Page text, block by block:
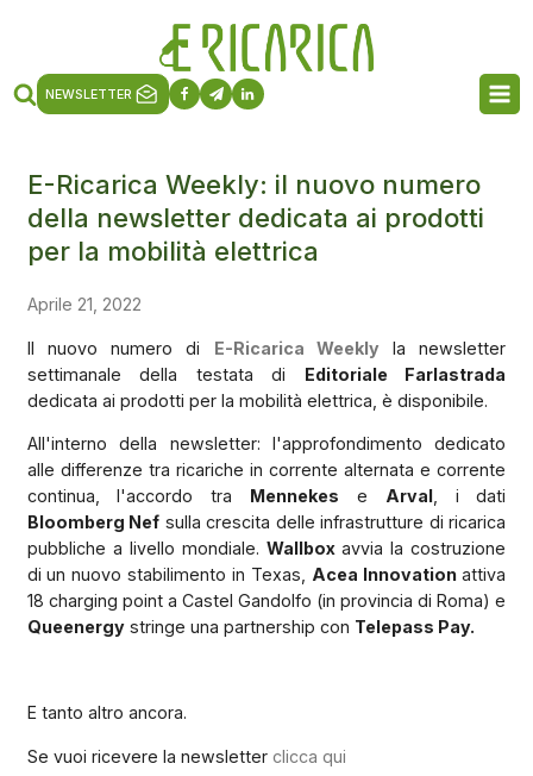
NEWSLETTER
E-Ricarica Weekly: il nuovo numero
della newsletter dedicata ai prodotti
per la mobilità elettrica
Aprile 21, 2022
Il nuovo numero di E-Ricarica Weekly la newsletter
settimanale della testata di Editoriale Farlastrada
dedicata ai prodotti per la mobilità elettrica, è disponibile.
All'interno della newsletter: l'approfondimento dedicato
alle differenze tra ricariche in corrente alternata e corrente
continua, l'accordo tra Mennekes e Arval, i dati
Bloomberg Nef sulla crescita delle infrastrutture di ricarica
pubbliche a livello mondiale. Wallboxavvia la costruzione
di un nuovo stabilimento in Texas, Acea Innovationattiva
18 charging point a Castel Gandolfo (in provincia di Roma) e
Queenergystringe una partnership con Telepass Pay.
E tanto altro ancora.
Se vuoi ricevere la newsletter clicca qui